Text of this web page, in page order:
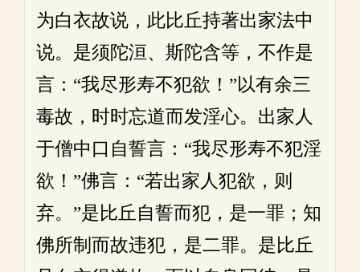
为白衣故说，此比丘持著出家法中
说。是须陀洹、斯陀含等，不作是
言：“我尽形寿不犯欲！”以有余三
毒故，时时忘道而发淫心。出家人
于僧中口自誓言：“我尽形寿不犯淫
欲！”佛言：“若出家人犯欲，则
弃。”是比丘自誓而犯，是一罪；知
佛所制而故违犯，是二罪。是比丘